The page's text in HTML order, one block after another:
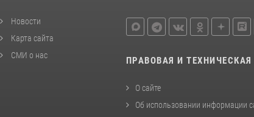
Новости
Карта сайта
СМИ о нас
ПРАВОВАЯ И
О сайте
Об использовании информации